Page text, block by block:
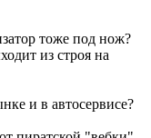
тоже под нож?
из строя на
и в автосервисе?